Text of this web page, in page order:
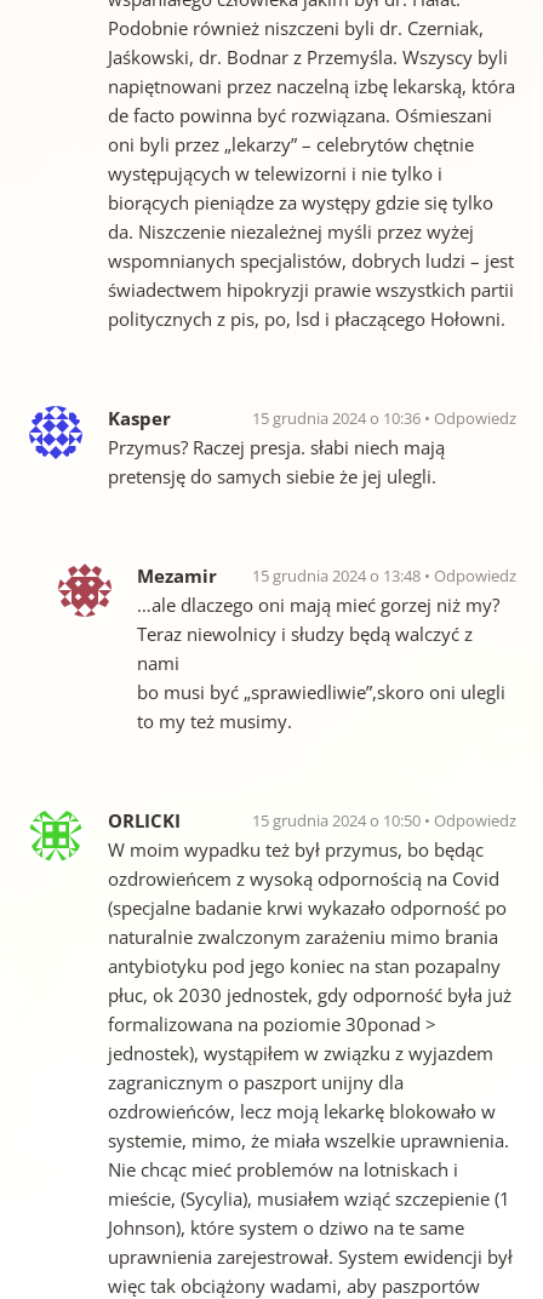
Podobnie również niszczeni byli dr. Czerniak,
Jaśkowski, dr. Bodnar z Przemyśla. Wszyscy byli
napiętnowani przez naczelną izbę lekarską, która
de facto powinna być rozwiązana. Ośmieszani
oni byli przez „lekarzy” – celebrytów chętnie
występujących w telewizorni i nie tylko i
biorących pieniądze za występy gdzie się tylko
da. Niszczenie niezależnej myśli przez wyżej
wspomnianych specjalistów, dobrych ludzi – jest
świadectwem hipokryzji prawie wszystkich partii
politycznych z pis, po, lsd i płaczącego Hołowni.
Kasper 15 grudnia 2024 o 10:36 Odpowiedz
Przymus? Raczej presja. słabi niech mają
pretensję do samych siebie że jej ulegli.
Mezamir 15 grudnia 2024 o 13:48 Odpowiedz
…ale dlaczego oni mają mieć gorzej niż my?
Teraz niewolnicy i słudzy będą walczyć z
nami
bo musi być „sprawiedliwie”,skoro oni ulegli
to my też musimy.
ORLICKI 15 grudnia 2024 o 10:50 Odpowiedz
W moim wypadku też był przymus, bo będąc
ozdrowieńcem z wysoką odpornością na Covid
(specjalne badanie krwi wykazało odporność po
naturalnie zwalczonym zarażeniu mimo brania
antybiotyku pod jego koniec na stan pozapalny
płuc, ok 2030 jednostek, gdy odporność była już
formalizowana na poziomie 30ponad >
jednostek), wystąpiłem w związku z wyjazdem
zagranicznym o paszport unijny dla
ozdrowieńców, lecz moją lekarkę blokowało w
systemie, mimo, że miała wszelkie uprawnienia.
Nie chcąc mieć problemów na lotniskach i
mieście, (Sycylia), musiałem wziąć szczepienie (1
Johnson), które system o dziwo na te same
uprawnienia zarejestrował. System ewidencji był
więc tak obciążony wadami, aby paszportów